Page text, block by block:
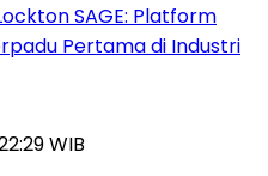
SAGE: Platform
Pertama di Industri
WIB